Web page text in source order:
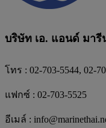
บริษัท เอ. แอนด์ มารี
โทร : 02-703-5544, 02-
แฟกซ์ : 02-703-5525
อีเมล์ :